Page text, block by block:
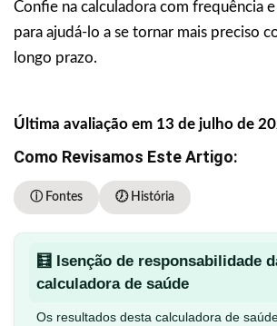
Confie na calculadora com frequência
para ajudá-lo a se tornar mais preciso
longo prazo.
Última avaliação em 13 de julho de
Como Revisamos Este Artigo:
ⓘ Fontes 🕖 História
🧮 Isenção de responsabilidade
calculadora de saúde
Os resultados desta calculadora de